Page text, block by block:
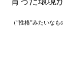
（”性格”みたいなも